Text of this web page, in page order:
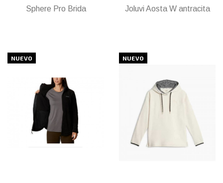
Sphere Pro Brida Joluvi Aosta W antracita
NUEVO NUEVO